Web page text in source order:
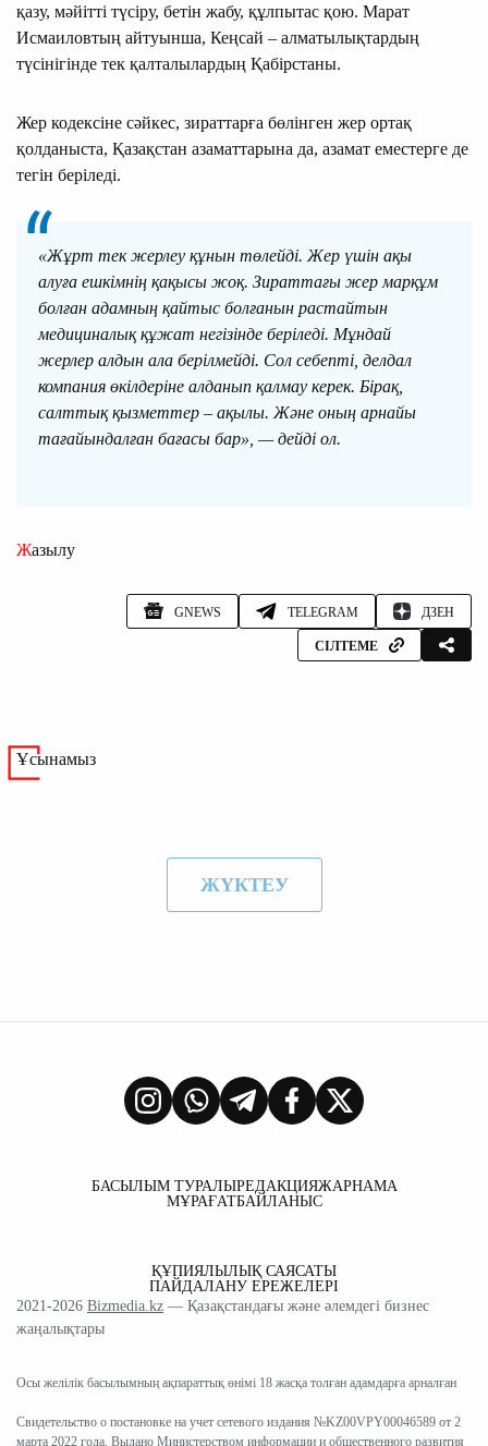
қазу, мәйітті түсіру, бетін жабу, құлпытас қою. Марат
Исмаиловтың айтуынша, Кеңсай – алматылықтардың
түсінігінде тек қалталылардың Қабірстаны.
Жер кодексіне сәйкес, зираттарға бөлінген жер ортақ
қолданыста, Қазақстан азаматтарына да, азамат еместерге де
тегін беріледі.
«Жұрт тек жерлеу құнын төлейді. Жер үшін ақы
алуға ешкімнің қақысы жоқ. Зираттағы жер марқұм
болған адамның қайтыс болғанын растайтын
медициналық құжат негізінде беріледі. Мұндай
жерлер алдын ала берілмейді. Сол себепті, делдал
компания өкілдеріне алданып қалмау керек. Бірақ,
салттық қызметтер – ақылы. Және оның арнайы
тағайындалған бағасы бар», — дейді ол.
Жазылу
GNEWS TELEGRAM ДЗЕН
СІЛТЕМЕ
Ұсынамыз
ЖҮКТЕУ
БАСЫЛЫМ ТУРАЛЫРЕДАКЦИЯЖАРНАМА
МҰРАҒАТБАЙЛАНЫС
ҚҰПИЯЛЫЛЫҚ САЯСАТЫ
ПАЙДАЛАНУ ЕРЕЖЕЛЕРІ
2021-2026 Bizmedia.kz — Қазақстандағы және әлемдегі бизнес
жаңалықтары
Осы желілік басылымның ақпараттық өнімі 18 жасқа толған адамдарға арналған
Свидетельство о постановке на учет сетевого издания №KZ00VPY00046589 от 2
марта 2022 года. Выдано Министерством информации и общественного развития